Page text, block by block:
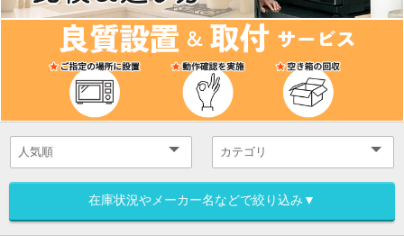
在庫状況やメーカー名などで絞り込み▼